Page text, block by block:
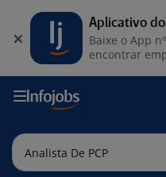
Aplicativo
Baixe o App
encontrar